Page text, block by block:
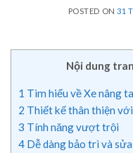
POSTED ON31
Nội dung
1 Tìm hiểu về Xe nâng
2 Thiết kế thân thiện
3 Tính năng vượt trội
4 Dễ dàng bảo trì và